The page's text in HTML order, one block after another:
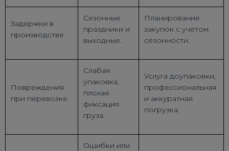
Задержки в
производстве
Сезонные
праздники и
выходные.
Планирование
закупок с учетом
сезонности.
Повреждения
при перевозке
Слабая
упаковка,
плохая
фиксация
груза.
Услуга доупаковки,
профессиональная
и аккуратная
погрузка.
Ошибки или